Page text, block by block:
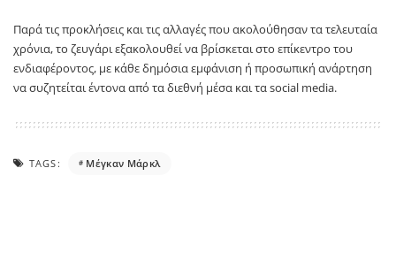
Παρά τις προκλήσεις και τις αλλαγές που ακολούθησαν τα τελευταία
χρόνια, το ζευγάρι εξακολουθεί να βρίσκεται στο επίκεντρο του
ενδιαφέροντος, με κάθε δημόσια εμφάνιση ή προσωπική ανάρτηση
να συζητείται έντονα από τα διεθνή μέσα και τα social media.
TAGS: Μέγκαν Μάρκλ